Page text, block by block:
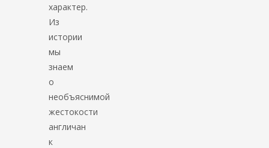
характер.
Из
истории
мы
знаем
о
необъяснимой
жестокости
англичан
к